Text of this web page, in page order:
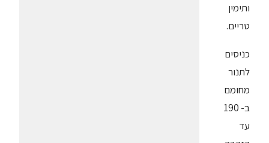
ותימין
טריים.
כניסים
לתנור
מחומם
ב- 190
עד